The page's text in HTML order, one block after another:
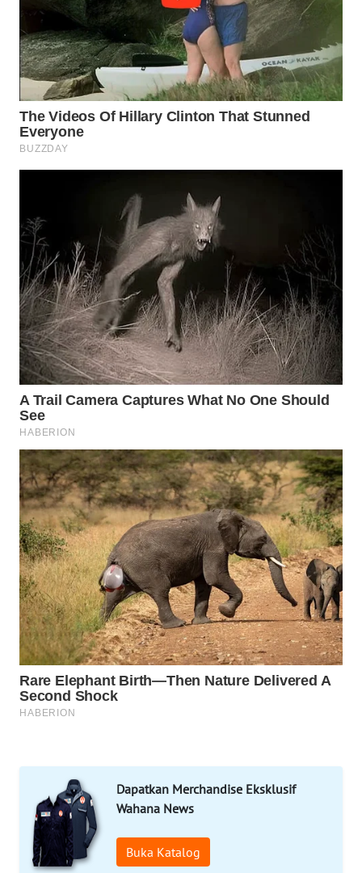
Dapatkan Merchandise Eksklusif
Wahana News
Buka Katalog
WAHANA
ADVOKAT
WAHANA
INFRASTRUKTUR
WAHANA
LISTRIK
WAHANA
TRAVEL
WAHANA
TV
WAHANANEWS
ID
CO ID
WAHANANEWS
NET
WAHANA
SPORT
WAHANA
UMKM
WAHANA
SELEB
WAHANA
OTOMOTIF
WAHANA